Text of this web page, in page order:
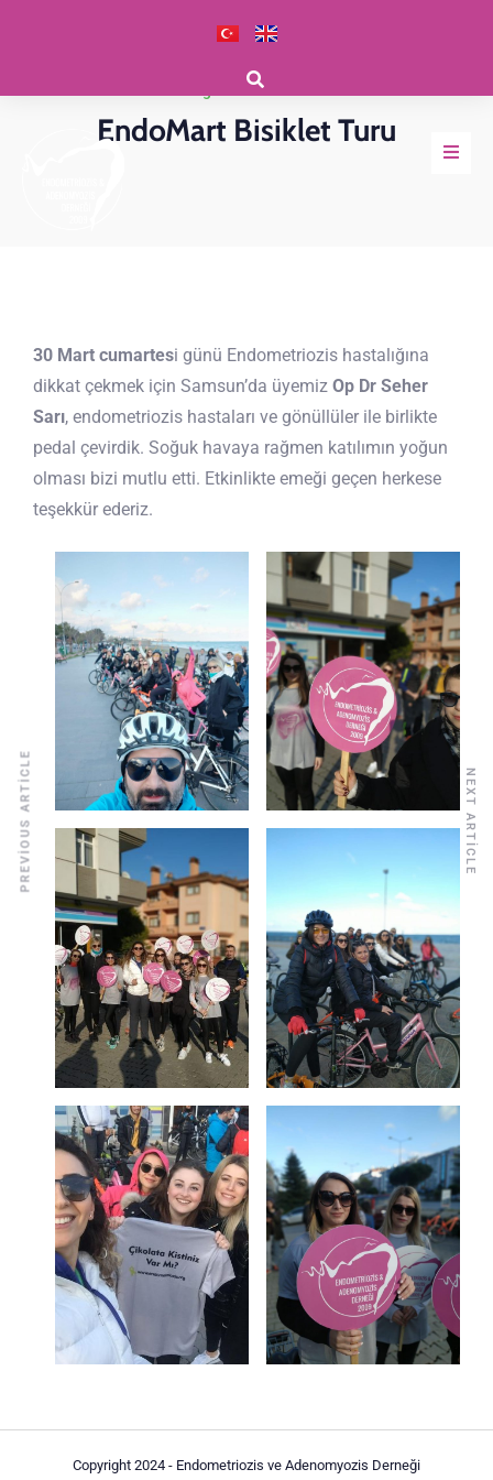
Derneğimizden Haberler
EndoMart Bisiklet Turu
30 Mart cumartesi günü Endometriozis hastalığına
dikkat çekmek için Samsun’da üyemiz Op Dr Seher
Sarı, endometriozis hastaları ve gönüllüler ile birlikte
pedal çevirdik. Soğuk havaya rağmen katılımın yoğun
olması bizi mutlu etti. Etkinlikte emeği geçen herkese
teşekkür ederiz.
PREVIOUS ARTICLE NEXT ARTICLE
Copyright 2024 - Endometriozis ve Adenomyozis Derneği